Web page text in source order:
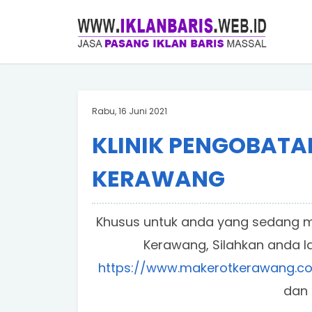
Rabu, 16 Juni 2021
KLINIK
KERAWANG
Khusus untuk anda yang sedang
Kerawang, Silahkan anda
https://
dan